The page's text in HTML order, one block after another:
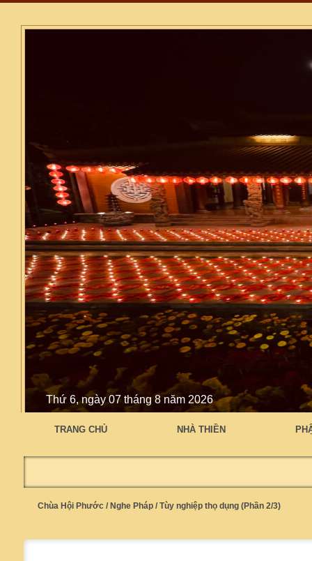
Thứ 6, ngày 07 tháng 8 năm 2026
TRANG CHỦ NHÀ THIỀN
Chùa Hội Phước / Nghe Pháp / Tùy nghiệp thọ dụng (Phần 2/3)